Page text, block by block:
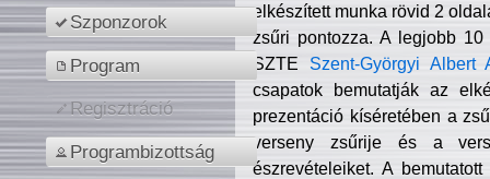
Szponzorok
Program
Regisztráció
Programbizottság
elkészített munka rövid 2
zsűri pontozza. A legjobb
SZTE Szent-Györgyi Albert
csapatok bemutatják az
prezentáció kíséretében a
verseny zsűrije és a
észrevételeiket. A